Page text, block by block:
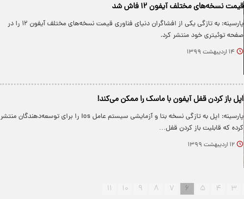
قیمت نسخه‌های مختلف آیفون ۱۲ فاش شد
پارسینه: به تازگی یکی از افشاگران دنیای فناوری قیمت نسخه‌های مختلف آیفون ۱۲ را در
صفحه توئیتری خود منتشر کرد.
۱۴ اردیبهشت ۱۳۹۹
اپل باز کردن قفل آیفون با ماسک را ممکن می‌کند!
پارسینه: اپل به تازگی نسخه بتا و آزمایشی سیستم عامل ios را برای توسعه‌دهندگان منتشر
کرده که قابلیت باز کردن قفل…
۱۲ اردیبهشت ۱۳۹۹
۳ ۴ ۵ ۶ ۷ ۸ ۹ ۱۰ ۱۱